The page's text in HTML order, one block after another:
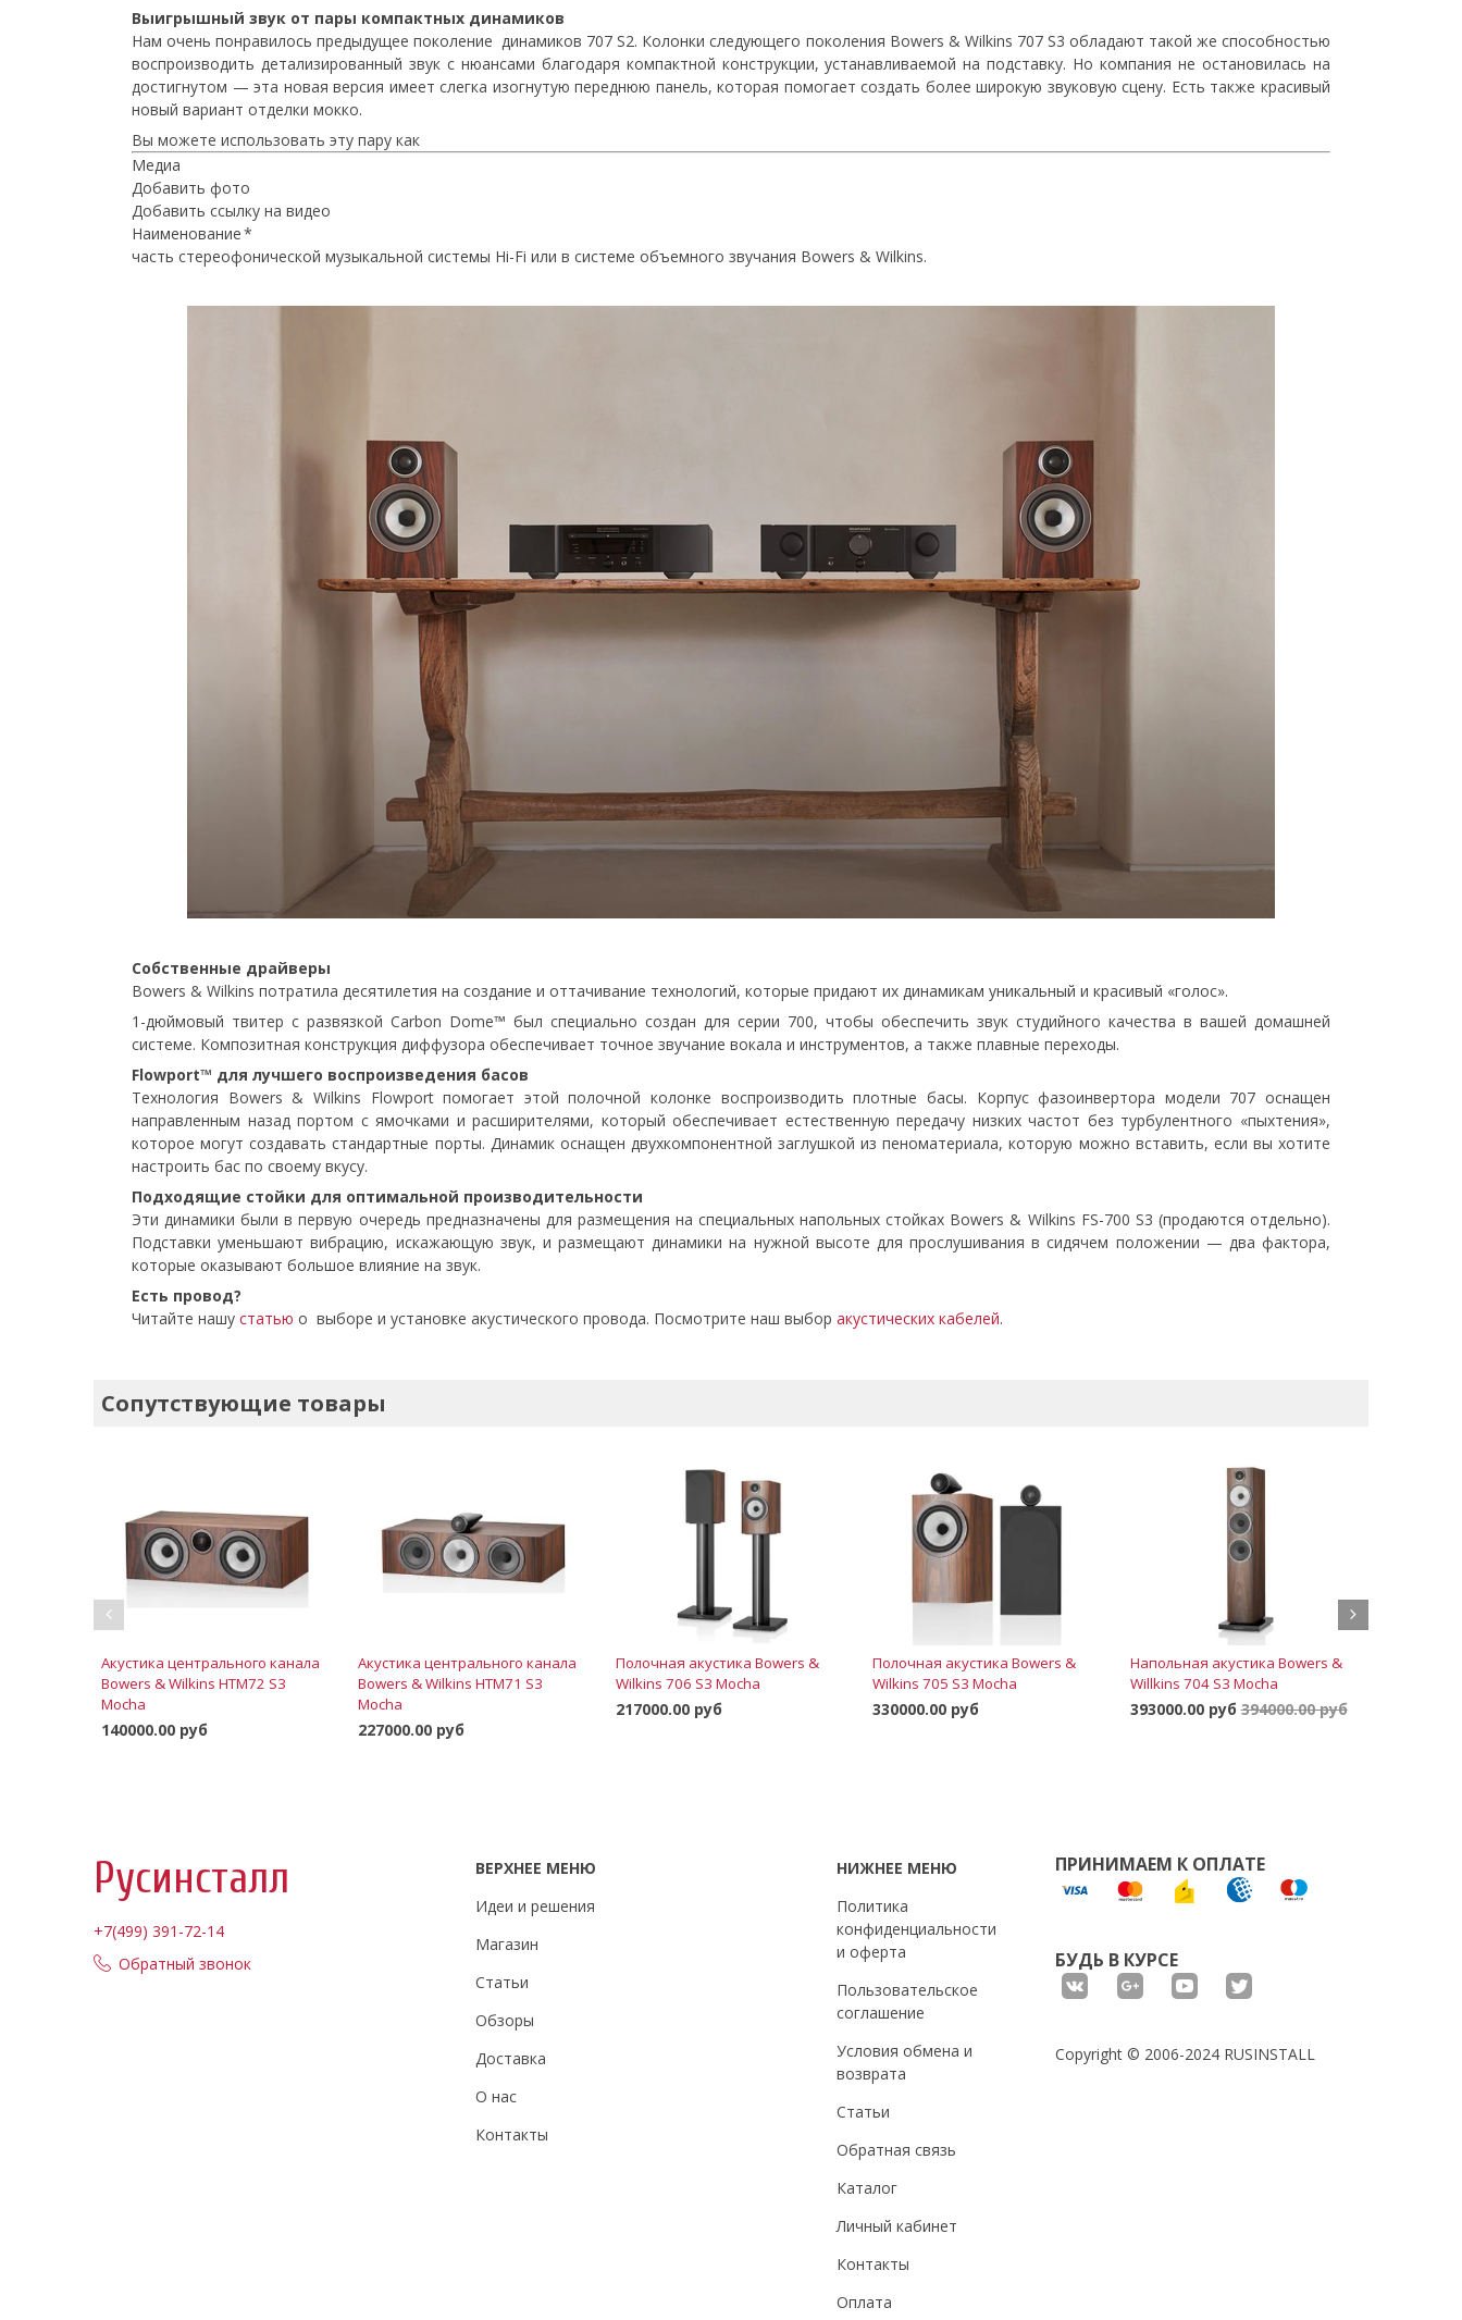
Выигрышный звук от пары компактных динамиков
Нам очень понравилось предыдущее поколение динамиков 707 S2. Колонки следующего поколения Bowers & Wilkins 707 S3 обладают такой же способностью
воспроизводить детализированный звук с нюансами благодаря компактной конструкции, устанавливаемой на подставку. Но компания не остановилась на
достигнутом — эта новая версия имеет слегка изогнутую переднюю панель, которая помогает создать более широкую звуковую сцену. Есть также красивый
новый вариант отделки мокко.
Вы можете использовать эту пару как
Медиа
Добавить фото
Добавить ссылку на видео
Наименование *
часть стереофонической музыкальной системы Hi-Fi или в системе объемного звучания Bowers & Wilkins.
Собственные драйверы
Bowers & Wilkins потратила десятилетия на создание и оттачивание технологий, которые придают их динамикам уникальный и красивый «голос».
1-дюймовый твитер с развязкой Carbon Dome™ был специально создан для серии 700, чтобы обеспечить звук студийного качества в вашей домашней
системе. Композитная конструкция диффузора обеспечивает точное звучание вокала и инструментов, а также плавные переходы.
Flowport™ для лучшего воспроизведения басов
Технология Bowers & Wilkins Flowport помогает этой полочной колонке воспроизводить плотные басы. Корпус фазоинвертора модели 707 оснащен
направленным назад портом с ямочками и расширителями, который обеспечивает естественную передачу низких частот без турбулентного «пыхтения»,
которое могут создавать стандартные порты. Динамик оснащен двухкомпонентной заглушкой из пеноматериала, которую можно вставить, если вы хотите
настроить бас по своему вкусу.
Подходящие стойки для оптимальной производительности
Эти динамики были в первую очередь предназначены для размещения на специальных напольных стойках Bowers & Wilkins FS-700 S3 (продаются отдельно).
Подставки уменьшают вибрацию, искажающую звук, и размещают динамики на нужной высоте для прослушивания в сидячем положении — два фактора,
которые оказывают большое влияние на звук.
Есть провод?
Читайте нашу статью о выборе и установке акустического провода. Посмотрите наш выбор акустических кабелей.
Сопутствующие товары
Акустика центрального канала
Bowers & Wilkins HTM72 S3
Mocha
140000.00 руб
Акустика центрального канала
Bowers & Wilkins HTM71 S3
Mocha
227000.00 руб
Полочная акустика Bowers &
Wilkins 706 S3 Mocha
217000.00 руб
Полочная акустика Bowers &
Wilkins 705 S3 Mocha
330000.00 руб
Напольная акустика Bowers &
Willkins 704 S3 Mocha
393000.00 руб 394000.00 руб
Русинсталл
+7(499) 391-72-14
Обратный звонок
ВЕРХНЕЕ МЕНЮ
Идеи и решения
Магазин
Статьи
Обзоры
Доставка
О нас
Контакты
НИЖНЕЕ МЕНЮ
Политика
конфиденциальности
и оферта
Пользовательское
соглашение
Условия обмена и
возврата
Статьи
Обратная связь
Каталог
Личный кабинет
Контакты
Оплата
ПРИНИМАЕМ К ОПЛАТЕ
БУДЬ В КУРСЕ
Copyright © 2006-2024 RUSINSTALL